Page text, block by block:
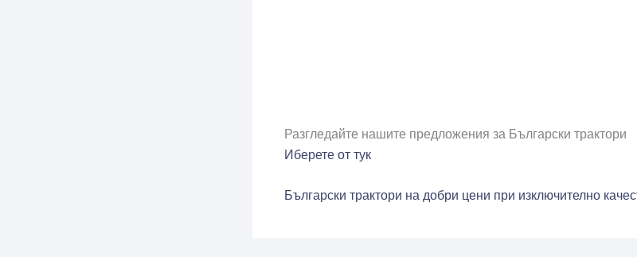
Разгледайте нашите предложения за Български трактори
Иберете от тук
Български трактори на добри цени при изключително